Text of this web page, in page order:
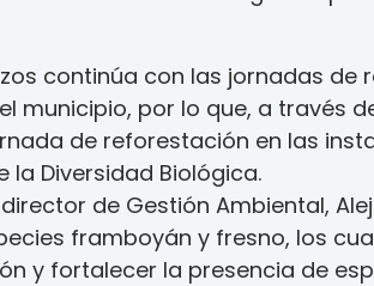
continúa con las jornadas
municipio, por lo que, a través
de reforestación en las
la Diversidad Biológica.
de Gestión Ambiental,
framboyán y fresno, los
y fortalecer la presencia de